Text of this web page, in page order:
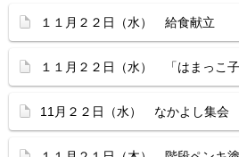
１１月２２日（水） 給食献立
１１月２２日（水） 「はまっこ子
11月２２日（水） なかよし集会